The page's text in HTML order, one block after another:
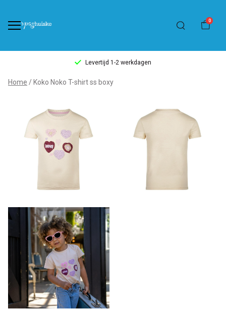
0
Levertijd 1-2 werkdagen
Koko
Noko
shirt
boxy
't
Pashuiske
Home Koko Noko T-shirt ss boxy